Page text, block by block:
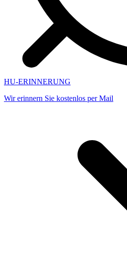
HU-ERINNERUNG
Wir erinnern Sie kostenlos per Mail